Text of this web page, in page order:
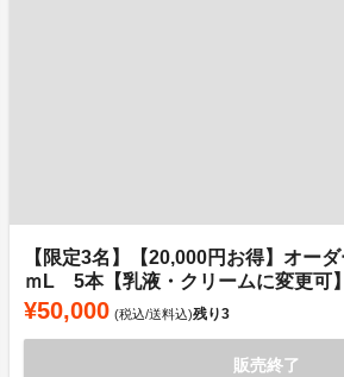
【限定3名】【20,000円お得】オー
ｍL 5本【乳液・クリームに変更可】
¥50,000 (税込/送料込)残り3
販売終了